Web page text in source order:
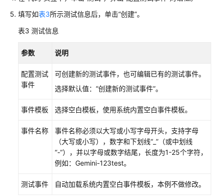
务
（APIG
专
版）
触
发
使
API
Connect（APIC）
填写如表3所示测试信息后，单击“创建”。
表3 测试信息
参数 说明
配置测试
事件
可创建新的测试事件，也可编辑已有的测试事件。
选择默认值：“创建新的测试事件”。
事件模板 选择空白模板，使用系统内置空白事件模板。
事件名称
事件名称必须以大写或小写字母开头，支持字母
（大写或小写），数字和下划线“_”（或中划线
“-”），并以字母或数字结尾，长度为1-25个字符，
例如：Gemini-123test。
测试事件 自动加载系统内置空白事件模板，本例不做修改。